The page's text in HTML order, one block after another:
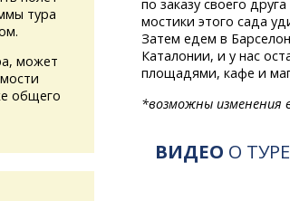
по заказу своего
мостики этого сада
Затем едем в
Каталонии, и у нас
площадями, кафе и
*возможны изменения
ВИДЕО О ТУРЕ
тура
может
общего